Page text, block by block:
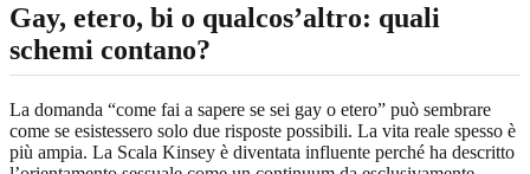
Gay, etero, bi o qualcos’altro: quali
schemi contano?
La domanda “come fai a sapere se sei gay o etero” può sembrare
come se esistessero solo due risposte possibili. La vita reale spesso è
più ampia. La Scala Kinsey è diventata influente perché ha descritto